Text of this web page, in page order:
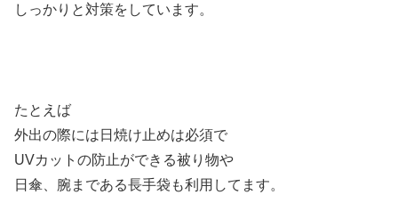
しっかりと対策をしています。
たとえば
外出の際には日焼け止めは必須で
UVカットの防止ができる被り物や
日傘、腕まである長手袋も利用してます。